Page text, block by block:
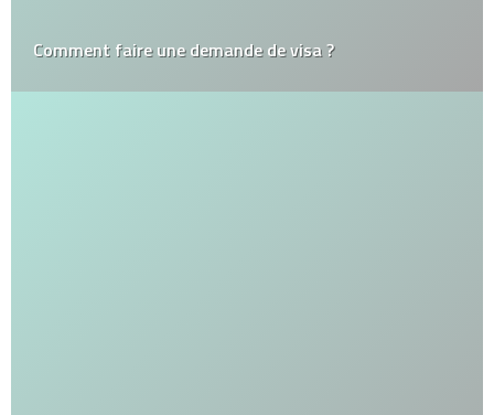
Comment faire une demande de visa ?